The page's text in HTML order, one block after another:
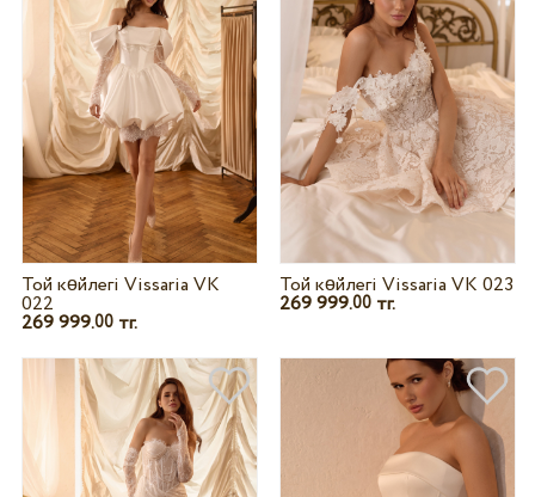
Той көйлегі Vissaria VK
022
269 999.00тг.
Той көйлегі Vissaria VK 023
269 999.00 тг.